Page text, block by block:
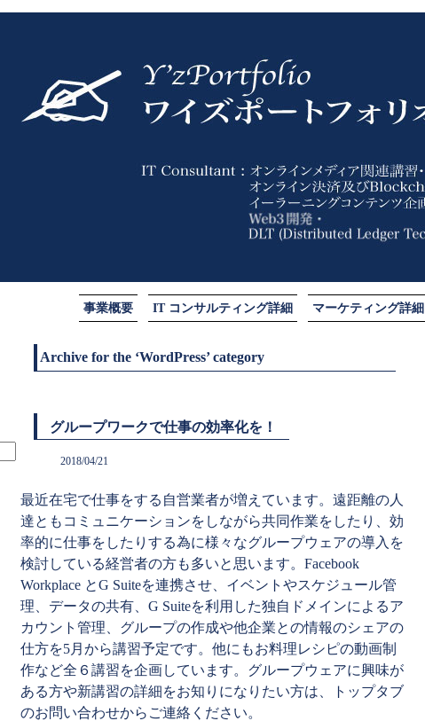
事業概要 IT コンサルティング詳細 マーケティング詳細
Archive for the ‘WordPress’ category
グループワークで仕事の効率化を！
2018/04/21
最近在宅で仕事をする自営業者が増えています。遠距離の人
達ともコミュニケーションをしながら共同作業をしたり、効
率的に仕事をしたりする為に様々なグループウェアの導入を
検討している経営者の方も多いと思います。Facebook
Workplace とG Suiteを連携させ、イベントやスケジュール管
理、データの共有、G Suiteを利用した独自ドメインによるア
カウント管理、グループの作成や他企業との情報のシェアの
仕方を5月から講習予定です。他にもお料理レシピの動画制
作など全６講習を企画しています。グループウェアに興味が
ある方や新講習の詳細をお知りになりたい方は、トップタブ
のお問い合わせからご連絡ください。